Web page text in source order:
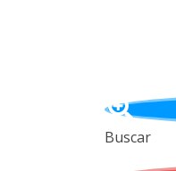
Buscar